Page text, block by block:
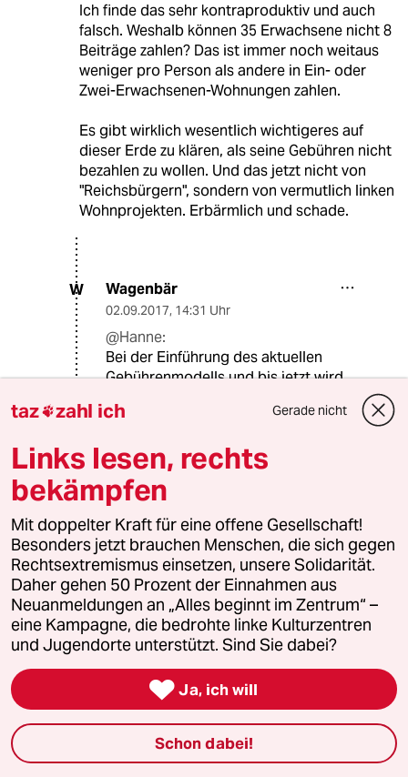
Ich finde das sehr kontraproduktiv und auch
falsch. Weshalb können 35 Erwachsene nicht 8
Beiträge zahlen? Das ist immer noch weitaus
weniger pro Person als andere in Ein- oder
Zwei-Erwachsenen-Wohnungen zahlen.
Es gibt wirklich wesentlich wichtigeres auf
dieser Erde zu klären, als seine Gebühren nicht
bezahlen zu wollen. Und das jetzt nicht von
"Reichsbürgern", sondern von vermutlich linken
Wohnprojekten. Erbärmlich und schade.
W Wagenbär
02.09.2017, 14:31 Uhr
@Hanne:
Bei der Einführung des aktuellen
Gebührenmodells und bis jetzt wird
erklärt, dass eine Wohngemeinschaft,
Beitrag bezahlt.
H Hanne
02.09.2017,15:27 Uhr
@Wagenbär:
Sind wir nicht alle eine große
Wohngemeinschaft auf dieser Erde?
02.09.2017,10:22 Uhr
Spätestens seit Rupert Murdoch dürften die
Vorteile von Fernsehsendern, die
taz zahl ich Gerade nicht
Links lesen, rechts
bekämpfen
Mit doppelter Kraft für eine offene Gesellschaft!
Besonders jetzt brauchen Menschen, die sich gegen
Rechtsextremismus einsetzen, unsere Solidarität.
Daher gehen 50 Prozent der Einnahmen aus
Neuanmeldungen an „Alles beginnt im Zentrum“ –
eine Kampagne, die bedrohte linke Kulturzentren
und Jugendorte unterstützt. Sind Sie dabei?
 Ja, ich will
Schon dabei!